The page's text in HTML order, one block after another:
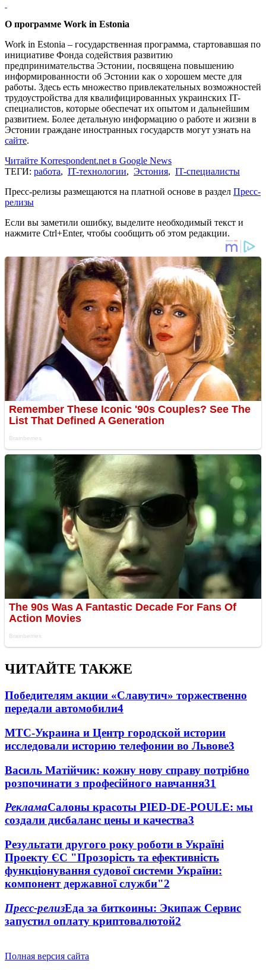
О программе Work in Estonia
Work in Estonia – государственная программа, стартовавшая по
инициативе Фонда содействия развитию
предпринимательства Эстонии, посвящена повышению
информированности об Эстонии как о хорошем месте для
работы. Здесь есть множество привлекательных возможностей
трудоустройства для квалифицированных украинских IT-
специалистов, которые обеспечат их опытом и дальнейшим
развитием. Более детальную информацию о работе и жизни в
Эстонии граждане иностранных государств могут узнать на
сайте.
Читайте Korrespondent.net в Google News
ТЕГИ: работа, IT-технологии, Эстония, IT-специалисты
Пресс-релизы размещаются на платной основе в раздел Пресс-
релизы
Если вы заметили ошибку, выделите необходимый текст и
нажмите Ctrl+Enter, чтобы сообщить об этом редакции.
ЧИТАЙТЕ ТАКЖЕ
Победителям акции «Славутич» торжественно
передали автомобили4
МТС-Украина и Центр городской истории
исследовали историю телефонии во Львове3
Василь Матійчик: кожну нову справу потрібно
розпочинати з професійного навчання31
РекламаСалоны красоты PIED-DE-POULE: мы
создали дисбаланс цены и качества3
Результати другого року роботи в Україні
Проекту ЄС "Прозорість та ефективність
функціонування судової системи України:
компонент державної служби"2
Пресс-релизЕда за биткоины: Экипаж Сервис
запустил оплату криптовалютой2
Полная версия сайта